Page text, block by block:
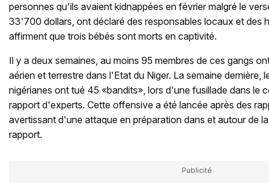
personnes qu'ils avaient kidnappées en février malgré le
33'700 dollars, ont déclaré des responsables locaux et des
affirment que trois bébés sont morts en captivité.
Il y a deux semaines, au moins 95 membres de ces gangs
aérien et terrestre dans l'Etat du Niger. La semaine dernière,
nigérianes ont tué 45 «bandits», lors d'une fusillade dans le
rapport d'experts. Cette offensive a été lancée après des
avertissant d'une attaque en préparation dans et autour de
rapport.